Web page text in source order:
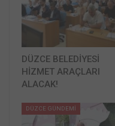
DÜZCE BELEDİYESİ
HİZMET ARAÇLARI
ALACAK!
DÜZCE GÜNDEMİ